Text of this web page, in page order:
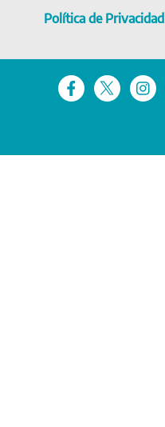
Política de Privacidad